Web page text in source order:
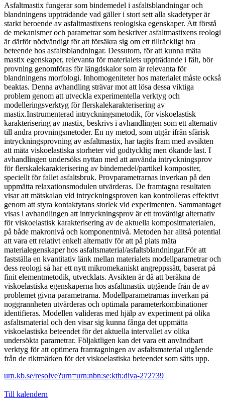
Asfaltmastix fungerar som bindemedel i asfaltsblandningar och
blandningens uppträdande vad gäller i stort sett alla skadetyper är
starkt beroende av asfaltmastixens reologiska egenskaper. Att förstå
de mekanismer och parametrar som beskriver asfaltmastixens reologi
är därför nödvändigt för att försäkra sig om ett tillräckligt bra
beteende hos asfaltsblandningar. Dessutom, för att kunna mäta
mastix egenskaper, relevanta för materialets uppträdande i fält, bör
provning genomföras för längdskalor som är relevanta för
blandningens morfologi. Inhomogeniteter hos materialet måste också
beaktas. Denna avhandling strävar mot att lösa dessa viktiga
problem genom att utveckla experimentella verktyg och
modelleringsverktyg för flerskalekarakterisering av
mastix.Instrumenterad intryckningsmetodik, för viskoelastisk
karakterisering av mastix, beskrivs i avhandlingen som ett alternativ
till andra provningsmetoder. En ny metod, som utgår ifrån sfärisk
intryckningsprovning av asfaltmastix, har tagits fram med avsikten
att mäta viskoelastiska storheter vid godtycklig men ökande last. I
avhandlingen undersöks nyttan med att använda intryckningsprov
för flerskalekarakterisering av bindemedel/partikel kompositer,
speciellt för fallet asfaltsbruk. Provparametrarnas inverkan på den
uppmätta relaxationsmodulen utvärderas. De framtagna resultaten
visar att mätskalan vid intryckningsproven kan kontrolleras effektivt
genom att styra kontaktytans storlek vid experimenten. Sammantaget
visas i avhandlingen att intryckningsprov är ett trovärdigt alternativ
för viskoelastisk karakterisering av de aktuella kompositmaterialen,
på både makronivå och komponentnivå. Metoden har alltså potential
att vara ett relativt enkelt alternativ för att på plats mäta
materialegenskaper hos asfaltsmaterial/asfaltsblandningar.För att
fastställa en kvantitativ länk mellan materialets modellparametrar och
dess reologi så har ett nytt mikromekaniskt angreppssätt, baserat på
finit elementmetodik, utvecklats. Avsikten är då att beräkna de
viskoelastiska egenskaperna hos asfaltmastix utgående från de av
problemet givna parametrarna. Modellparametrarnas inverkan på
noggrannheten utvärderas och optimala parameterkombinationer
identifieras. Modellen valideras med hjälp av experiment på olika
asfaltsmaterial och den visar sig kunna fånga det uppmätta
viskoelastiska beteendet för det aktuella intervallet av olika
undersökta parametrar. Följaktligen kan det vara ett användbart
verktyg för att optimera framtagningen av asfaltsmaterial utgående
från de riktmärken för det viskoelastiska beteendet som sätts upp.
urn.kb.se/resolve?urn=urn:nbn:se:kth:diva-272739
Till kalendern